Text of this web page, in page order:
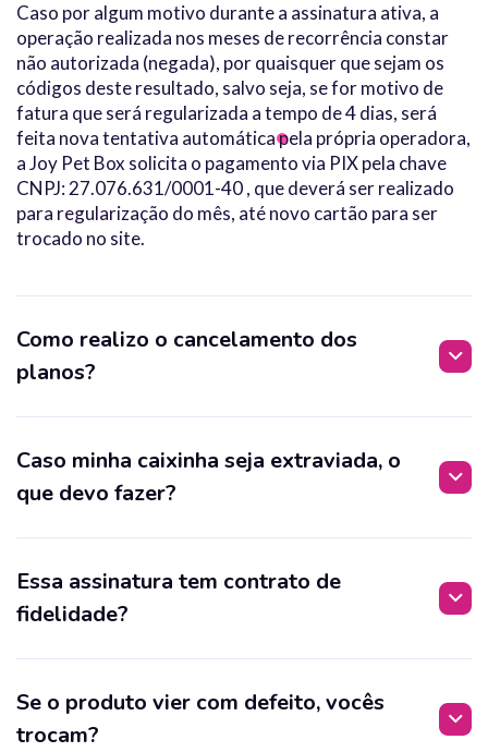
Caso por algum motivo durante a assinatura ativa, a
operação realizada nos meses de recorrência constar
não autorizada (negada), por quaisquer que sejam os
códigos deste resultado, salvo seja, se for motivo de
fatura que será regularizada a tempo de 4 dias, será
feita nova tentativa automática pela própria operadora,
a Joy Pet Box solicita o pagamento via PIX pela chave
CNPJ: 27.076.631/0001-40 , que deverá ser realizado
para regularização do mês, até novo cartão para ser
trocado no site.
Como realizo o cancelamento dos
planos?
Caso minha caixinha seja extraviada, o
que devo fazer?
Essa assinatura tem contrato de
fidelidade?
Se o produto vier com defeito, vocês
trocam?